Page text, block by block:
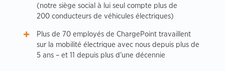
(notre siège social à lui seul compte plus de
200 conducteurs de véhicules électriques)
Plus de 70 employés de ChargePoint travaillent
sur la mobilité électrique avec nous depuis plus de
5 ans – et 11 depuis plus d’une décennie